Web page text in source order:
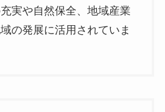
実や自然保全、地域産業
の発展に活用されていま